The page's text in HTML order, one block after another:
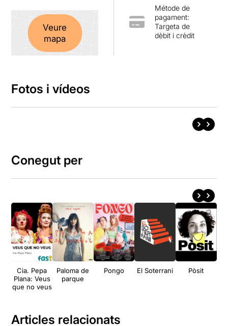
Veure
mapa
Métode de
pagament:
Targeta de
dèbit i crèdit
Fotos i vídeos
Conegut per
Cia. Pepa
Plana: Veus
que no veus
Paloma de
parque
Pongo El Soterrani Pòsit
Articles relacionats